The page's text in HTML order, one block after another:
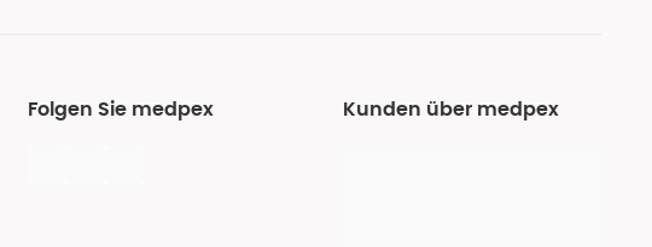
Folgen Sie medpex Kunden über medpex